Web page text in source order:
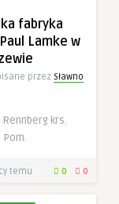
fabryka
Lamke w
przez Sławno
Rennberg krs.
Pom.
temu 0 0